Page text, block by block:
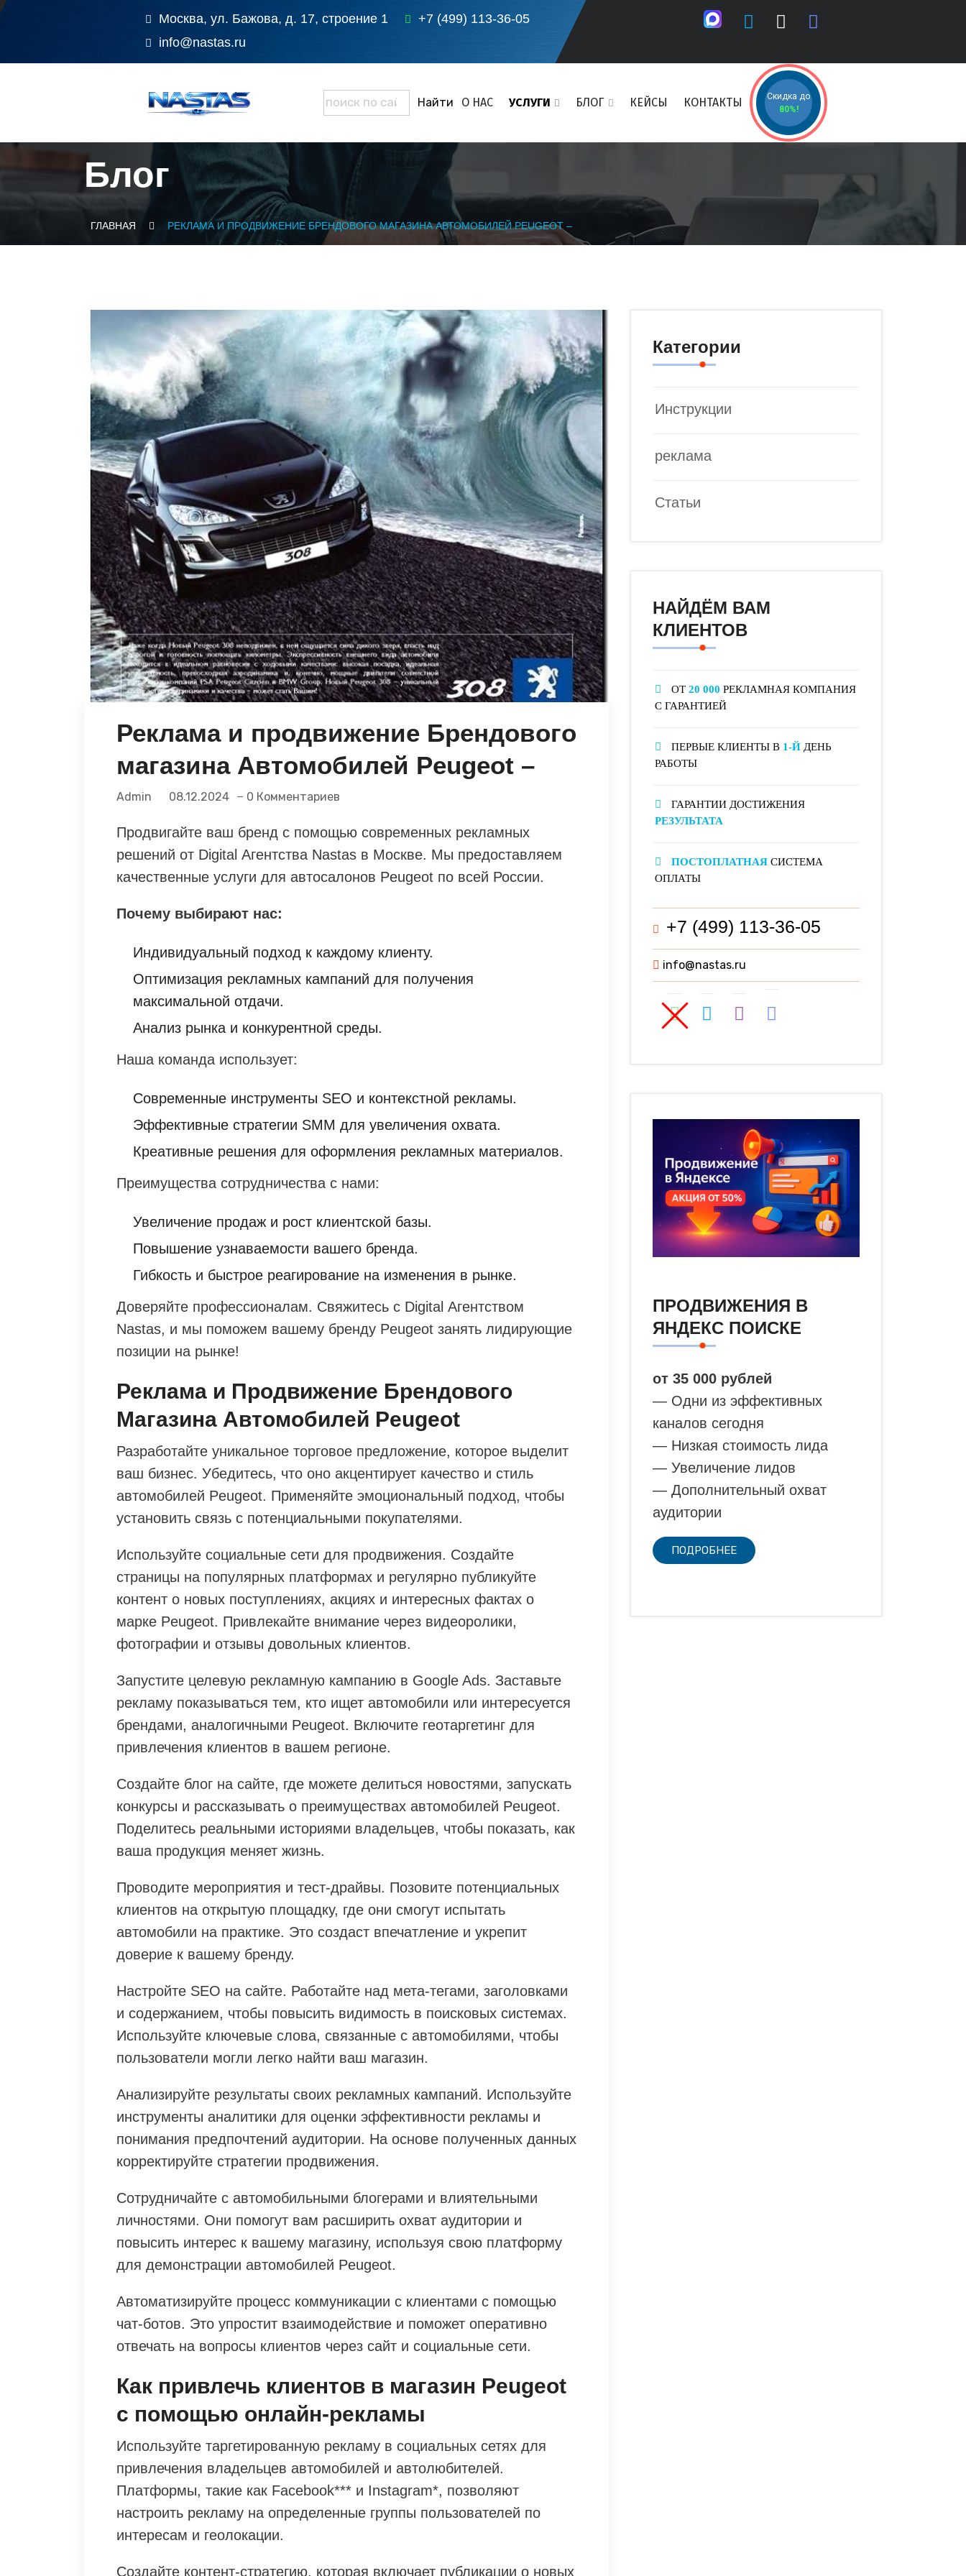
Москва, ул. Бажова, д. 17, строение 1
+7 (499) 113-36-05
info@nastas.ru
О НАС УСЛУГИ БЛОГ КЕЙСЫ КОНТАКТЫ
Скидка до
80%!
Блог
ГЛАВНАЯ РЕКЛАМА И ПРОДВИЖЕНИЕ БРЕНДОВОГО МАГАЗИНА АВТОМОБИЛЕЙ PEUGEOT –
Реклама и продвижение Брендового
магазина Автомобилей Peugeot –
Admin 08.12.2024 0 Комментариев
Продвигайте ваш бренд с помощью современных рекламных
решений от Digital Агентства Nastas в Москве. Мы предоставляем
качественные услуги для автосалонов Peugeot по всей России.
Почему выбирают нас:
Индивидуальный подход к каждому клиенту.
Оптимизация рекламных кампаний для получения
максимальной отдачи.
Анализ рынка и конкурентной среды.
Наша команда использует:
Современные инструменты SEO и контекстной рекламы.
Эффективные стратегии SMM для увеличения охвата.
Креативные решения для оформления рекламных материалов.
Преимущества сотрудничества с нами:
Увеличение продаж и рост клиентской базы.
Повышение узнаваемости вашего бренда.
Гибкость и быстрое реагирование на изменения в рынке.
Доверяйте профессионалам. Свяжитесь с Digital Агентством
Nastas, и мы поможем вашему бренду Peugeot занять лидирующие
позиции на рынке!
Реклама и Продвижение Брендового
Магазина Автомобилей Peugeot
Разработайте уникальное торговое предложение, которое выделит
ваш бизнес. Убедитесь, что оно акцентирует качество и стиль
автомобилей Peugeot. Применяйте эмоциональный подход, чтобы
установить связь с потенциальными покупателями.
Используйте социальные сети для продвижения. Создайте
страницы на популярных платформах и регулярно публикуйте
контент о новых поступлениях, акциях и интересных фактах о
марке Peugeot. Привлекайте внимание через видеоролики,
фотографии и отзывы довольных клиентов.
Запустите целевую рекламную кампанию в Google Ads. Заставьте
рекламу показываться тем, кто ищет автомобили или интересуется
брендами, аналогичными Peugeot. Включите геотаргетинг для
привлечения клиентов в вашем регионе.
Создайте блог на сайте, где можете делиться новостями, запускать
конкурсы и рассказывать о преимуществах автомобилей Peugeot.
Поделитесь реальными историями владельцев, чтобы показать, как
ваша продукция меняет жизнь.
Проводите мероприятия и тест-драйвы. Позовите потенциальных
клиентов на открытую площадку, где они смогут испытать
автомобили на практике. Это создаст впечатление и укрепит
доверие к вашему бренду.
Настройте SEO на сайте. Работайте над мета-тегами, заголовками
и содержанием, чтобы повысить видимость в поисковых системах.
Используйте ключевые слова, связанные с автомобилями, чтобы
пользователи могли легко найти ваш магазин.
Анализируйте результаты своих рекламных кампаний. Используйте
инструменты аналитики для оценки эффективности рекламы и
понимания предпочтений аудитории. На основе полученных данных
корректируйте стратегии продвижения.
Сотрудничайте с автомобильными блогерами и влиятельными
личностями. Они помогут вам расширить охват аудитории и
повысить интерес к вашему магазину, используя свою платформу
для демонстрации автомобилей Peugeot.
Автоматизируйте процесс коммуникации с клиентами с помощью
чат-ботов. Это упростит взаимодействие и поможет оперативно
отвечать на вопросы клиентов через сайт и социальные сети.
Как привлечь клиентов в магазин Peugeot
с помощью онлайн-рекламы
Используйте таргетированную рекламу в социальных сетях для
привлечения владельцев автомобилей и автолюбителей.
Платформы, такие как Facebook*** и Instagram*, позволяют
настроить рекламу на определенные группы пользователей по
интересам и геолокации.
Создайте контент-стратегию, которая включает публикации о новых
Категории
Инструкции
реклама
Статьи
НАЙДЁМ ВАМ
КЛИЕНТОВ
ОТ 20 000 РЕКЛАМНАЯ КОМПАНИЯ
С ГАРАНТИЕЙ
ПЕРВЫЕ КЛИЕНТЫ В 1-Й ДЕНЬ
РАБОТЫ
ГАРАНТИИ ДОСТИЖЕНИЯ
РЕЗУЛЬТАТА
ПОСТОПЛАТНАЯ СИСТЕМА
ОПЛАТЫ
+7 (499) 113-36-05
info@nastas.ru
ПРОДВИЖЕНИЯ В
ЯНДЕКС ПОИСКЕ
от 35 000 рублей
— Одни из эффективных
каналов сегодня
— Низкая стоимость лида
— Увеличение лидов
— Дополнительный охват
аудитории
ПОДРОБНЕЕ